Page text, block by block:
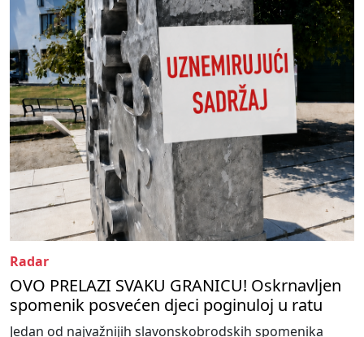
Radar
OVO PRELAZI SVAKU GRANICU! Oskrnavljen
spomenik posvećen djeci poginuloj u ratu
Jedan od najvažnijih slavonskobrodskih spomenika